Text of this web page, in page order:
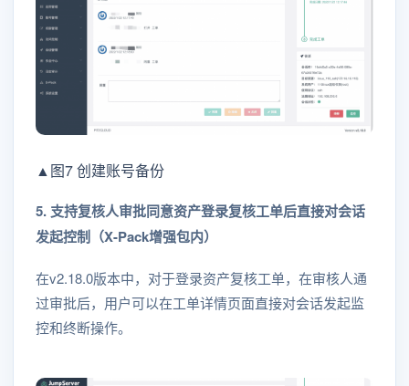
▲图7 创建账号备份
5. 支持复核人审批同意资产登录复核工单后直接对会话
发起控制（X-Pack增强包内）
在v2.18.0版本中，对于登录资产复核工单，在审核人通
过审批后，用户可以在工单详情页面直接对会话发起监
控和终断操作。